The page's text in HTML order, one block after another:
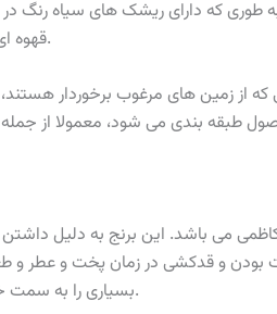
طوری که دارای ریشک های سیاه رنگ
قهوه ای رنگ) خود می باشد.
زمین های مرغوب برخوردار هستند،
می باشد. این برنج به دلیل
و قدکشی در زمان پخت و عطر و
بسیاری را به سمت خود جذب کرده است.